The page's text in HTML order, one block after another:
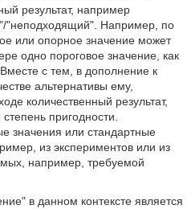
результат, например
"неподходящий". Например, по
или опорное значение может
одно пороговое значение, как
с тем, в дополнение к
альтернативы ему,
количественный результат,
пригодности.
значения или стандартные
из экспериментов или из
например, требуемой
в данном контексте является